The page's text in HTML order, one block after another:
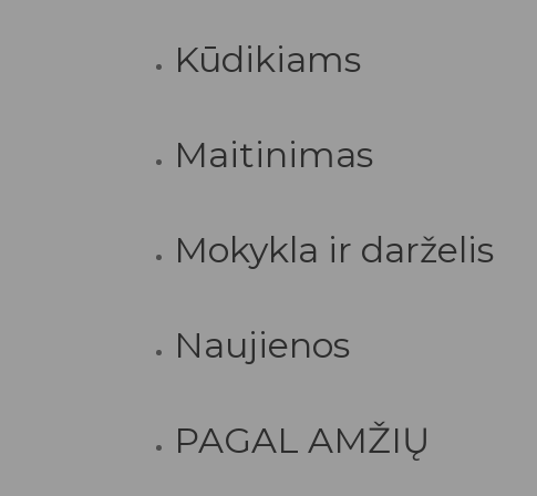
Kūdikiams
Maitinimas
Mokykla ir darželis
Naujienos
PAGAL AMŽIŲ